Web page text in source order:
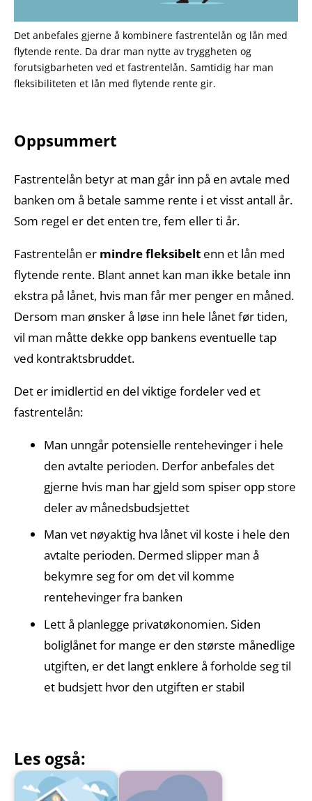
Det anbefales gjerne å kombinere fastrentelån og lån med
flytende rente. Da drar man nytte av tryggheten og
forutsigbarheten ved et fastrentelån. Samtidig har man
fleksibiliteten et lån med flytende rente gir.
Oppsummert
Fastrentelån betyr at man går inn på en avtale med
banken om å betale samme rente i et visst antall år.
Som regel er det enten tre, fem eller ti år.
Fastrentelån er mindre fleksibelt enn et lån med
flytende rente. Blant annet kan man ikke betale inn
ekstra på lånet, hvis man får mer penger en måned.
Dersom man ønsker å løse inn hele lånet før tiden,
vil man måtte dekke opp bankens eventuelle tap
ved kontraktsbruddet.
Det er imidlertid en del viktige fordeler ved et
fastrentelån:
Man unngår potensielle rentehevinger i hele
den avtalte perioden. Derfor anbefales det
gjerne hvis man har gjeld som spiser opp store
deler av månedsbudsjettet
Man vet nøyaktig hva lånet vil koste i hele den
avtalte perioden. Dermed slipper man å
bekymre seg for om det vil komme
rentehevinger fra banken
Lett å planlegge privatøkonomien. Siden
boliglånet for mange er den største månedlige
utgiften, er det langt enklere å forholde seg til
et budsjett hvor den utgiften er stabil
Les også: